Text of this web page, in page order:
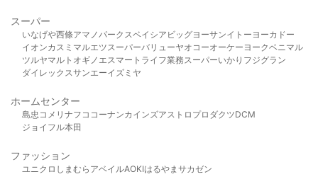
スーパー
いなげや西條アマノパークスベイシア ビッグヨーサンイトーヨーカドー
イオンカスミ マルエツスーパーバリューヤオコーオーケー ヨークベニマル
ツルヤマルト オギノ エスマート ライフ業務スーパーいかり フジグラン
ダイレックスサンエーイズミヤ
ホームセンター
島忠 コメリ ナフコ コーナンカインズアストロプロダクツDCM
ジョイフル本田
ファッション
ユニクロ しまむら アベイルAOKIはるやま サカゼン